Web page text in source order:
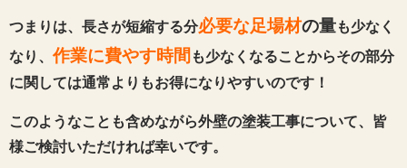
つまりは、長さが短縮する分必要な足場材の量も少なく
なり、作業に費やす時間 も少なくなることからその部分
に関しては通常よりもお得になりやすいのです！
このようなことも含めながら外壁の塗装工事について、皆
様ご検討いただければ幸いです。